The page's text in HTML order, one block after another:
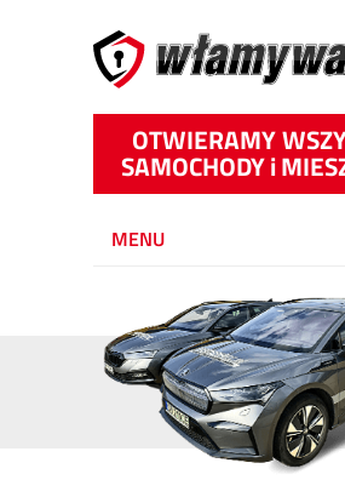
OTWIERAMY
SAMOCHODYi
MENU